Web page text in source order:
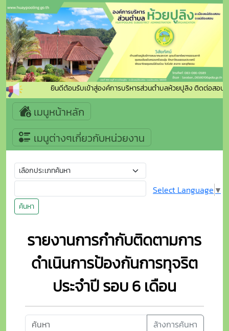
ยินดีต้อนรับเข้าสู่องค์การบริหารส่วนตำบลห้วยปูลิง ติดต่อสอบ
เมนูหน้าหลัก
เมนูต่างๆเกี่ยวกับหน่วยงาน
ค้นหา
Select Language ▼
รายงานการกำกับติดตามการ
ดำเนินการป้องกันการทุจริต
ประจำปี รอบ 6 เดือน
ล้างการค้นหา